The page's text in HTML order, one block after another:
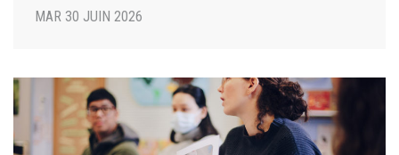
MAR 30 JUIN 2026